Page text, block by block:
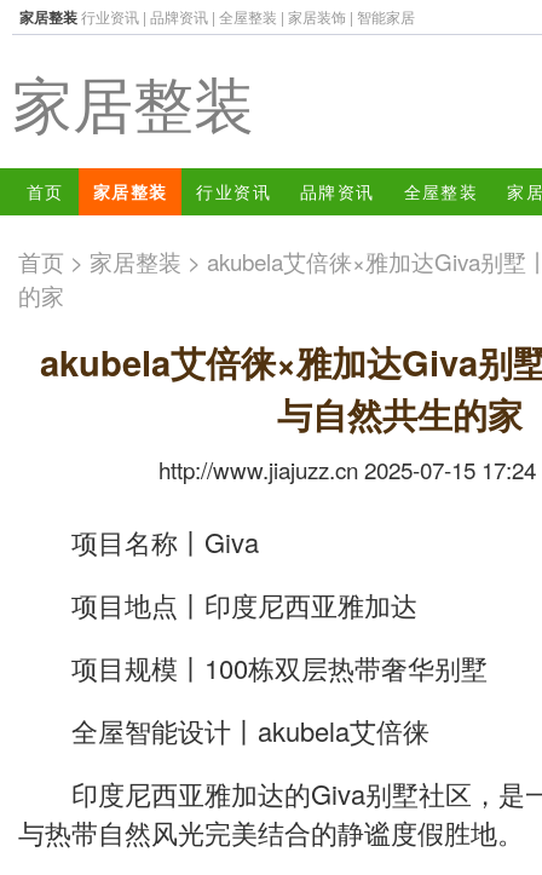
家居整装行业资讯 | 品牌资讯 | 全屋整装 | 家居装饰 | 智能家居
家居整装
首页 家居整装 行业资讯 品牌资讯 全屋整装 家
首页 > 家居整装 > akubela艾倍徕×雅加达Giva别墅
的家
akubela艾倍徕×雅加达Giva别
与自然共生的家
http://www.jiajuzz.cn 2025-07-15 17:24
项目名称丨Giva
项目地点丨印度尼西亚雅加达
项目规模丨100栋双层热带奢华别墅
全屋智能设计丨akubela艾倍徕
印度尼西亚雅加达的Giva别墅社区，是
与热带自然风光完美结合的静谧度假胜地。